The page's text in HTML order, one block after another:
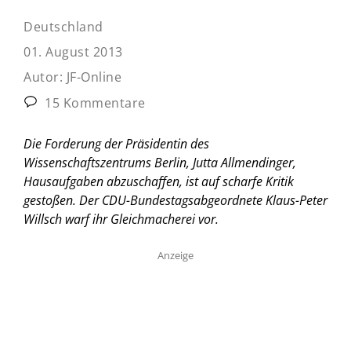
Deutschland
01. August 2013
Autor: JF-Online
15 Kommentare
Die Forderung der Präsidentin des
Wissenschaftszentrums Berlin, Jutta Allmendinger,
Hausaufgaben abzuschaffen, ist auf scharfe Kritik
gestoßen. Der CDU-Bundestagsabgeordnete Klaus-Peter
Willsch warf ihr Gleichmacherei vor.
Anzeige